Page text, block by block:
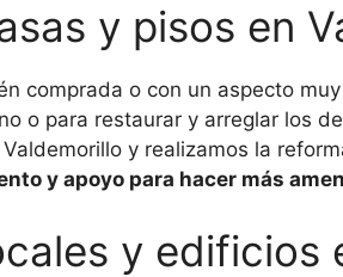
y pisos en
comprada o con un aspecto
o para restaurar y arreglar los
y realizamos la
y apoyo para hacer más
y edificios